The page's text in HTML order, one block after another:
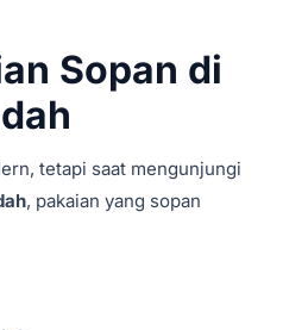
Sopan di
tetapi saat mengunjungi
, pakaian yang sopan